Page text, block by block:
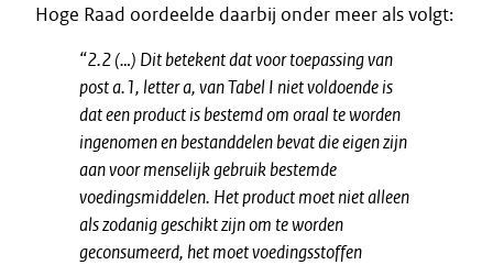
Hoge Raad oordeelde daarbij onder meer als volgt:
“2.2 (…) Dit betekent dat voor toepassing van
post a.1, letter a, van Tabel I niet voldoende is
dat een product is bestemd om oraal te worden
ingenomen en bestanddelen bevat die eigen zijn
aan voor menselijk gebruik bestemde
voedingsmiddelen. Het product moet niet alleen
als zodanig geschikt zijn om te worden
geconsumeerd, het moet voedingsstoffen